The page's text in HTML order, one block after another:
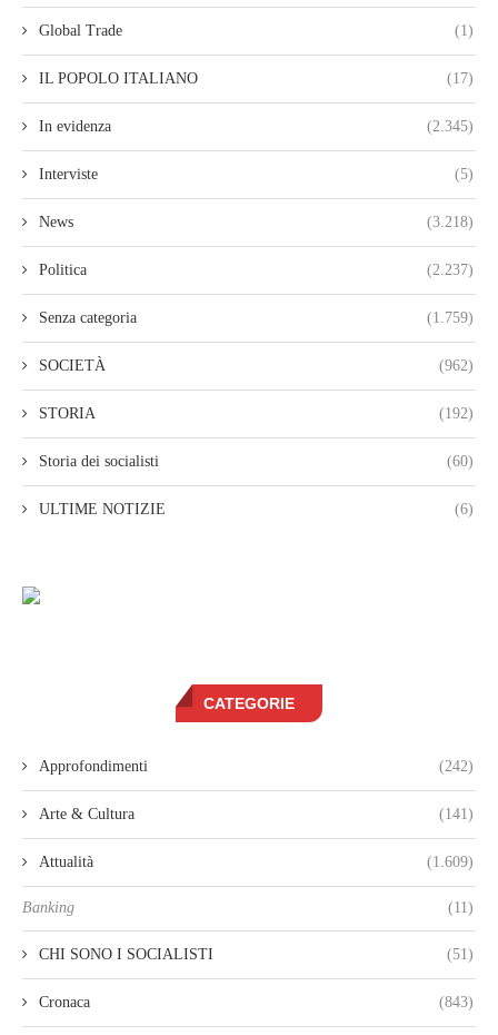
Global Trade (1)
IL POPOLO ITALIANO (17)
In evidenza (2.345)
Interviste (5)
News (3.218)
Politica (2.237)
Senza categoria (1.759)
SOCIETÀ (962)
STORIA (192)
Storia dei socialisti (60)
ULTIME NOTIZIE (6)
CATEGORIE
Approfondimenti (242)
Arte & Cultura (141)
Attualità (1.609)
Banking (11)
CHI SONO I SOCIALISTI (51)
Cronaca (843)